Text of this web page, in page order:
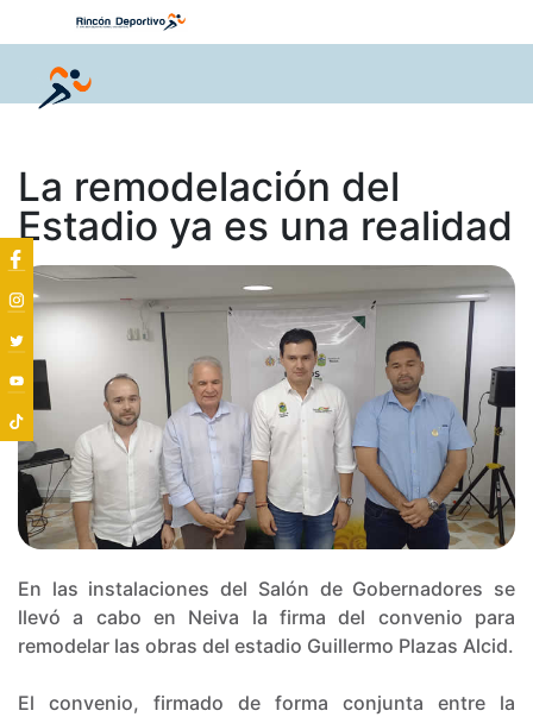
La remodelación del
Estadio ya es una realidad
En las instalaciones del Salón de Gobernadores se
llevó a cabo en Neiva la firma del convenio para
remodelar las obras del estadio Guillermo Plazas Alcid.
El convenio, firmado de forma conjunta entre la